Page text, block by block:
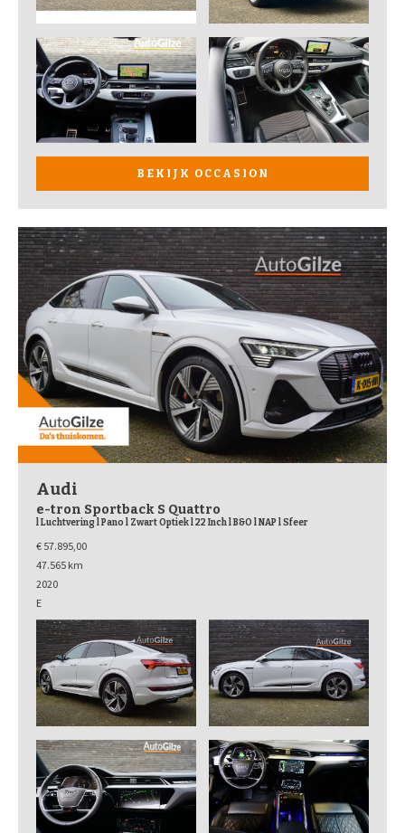
BEKIJK OCCASION
Audi
e-tron Sportback S Quattro
l Luchtvering l Pano l Zwart Optiek l 22 Inch l B&O l NAP l Sfeer
€ 57.895,00
47.565 km
2020
E